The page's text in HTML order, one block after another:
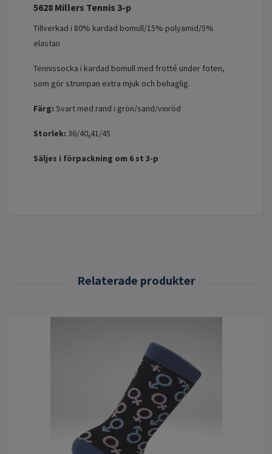
5628 Millers Tennis 3-p
Tillverkad i 80% kardad bomull/15% polyamid/5%
elastan
Tennissocka i kardad bomull med frotté under foten,
som gör strumpan extra mjuk och behaglig.
Färg: Svart med rand i grön/sand/vinröd
Storlek: 36/40,41/45
Säljes i förpackning om 6 st 3-p